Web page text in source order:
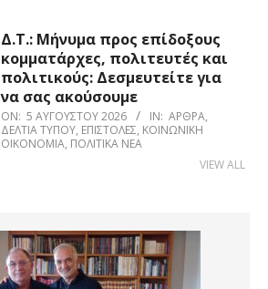
Δ.Τ.: Μήνυμα προς επίδοξους
κομματάρχες, πολιτευτές και
πολιτικούς: Δεσμευτείτε για
να σας ακούσουμε
ON: 5 ΑΥΓΟΎΣΤΟΥ 2026 IN: ΆΡΘΡΑ,
ΔΕΛΤΊΑ ΤΎΠΟΥ, ΕΠΙΣΤΟΛΈΣ, ΚΟΙΝΩΝΙΚΉ
ΟΙΚΟΝΟΜΊΑ, ΠΟΛΙΤΙΚΆ ΝΈΑ
VIEW ALL